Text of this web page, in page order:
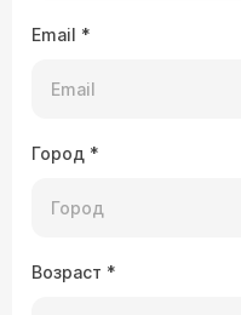
Email *
Город *
Возраст *